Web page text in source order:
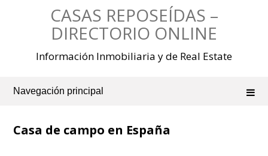
CASAS REPOSEÍDAS –
DIRECTORIO ONLINE
Información Inmobiliaria y de Real Estate
Navegación principal
Casa de campo en España